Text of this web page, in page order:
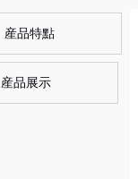
産品特點
産品展示